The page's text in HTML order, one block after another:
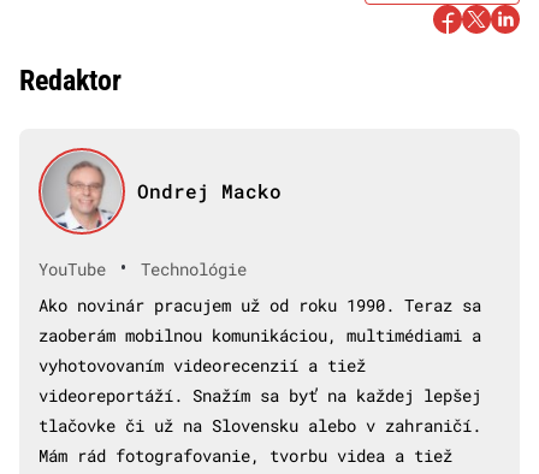
Redaktor
Ondrej Macko
YouTube •
Technológie
Ako novinár pracujem už od roku 1990. Teraz sa
zaoberám mobilnou komunikáciou, multimédiami a
vyhotovovaním videorecenzií a tiež
videoreportáží. Snažím sa byť na každej lepšej
tlačovke či už na Slovensku alebo v zahraničí.
Mám rád fotografovanie, tvorbu videa a tiež